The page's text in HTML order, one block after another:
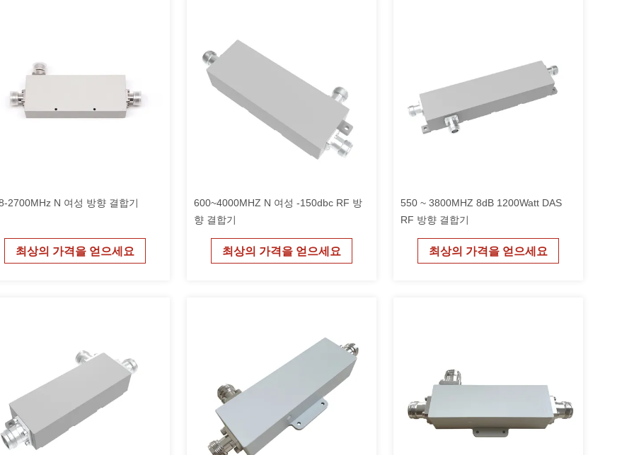
2700MHz N 여성 방향 결합기
최상의 가격을 얻으세요
600~4000MHZ N 여성 -150dbc RF 방
향 결합기
최상의 가격을 얻으세요
550 ~ 3800MHZ 8dB 1200Watt DAS
RF 방향 결합기
최상의 가격을 얻으세요